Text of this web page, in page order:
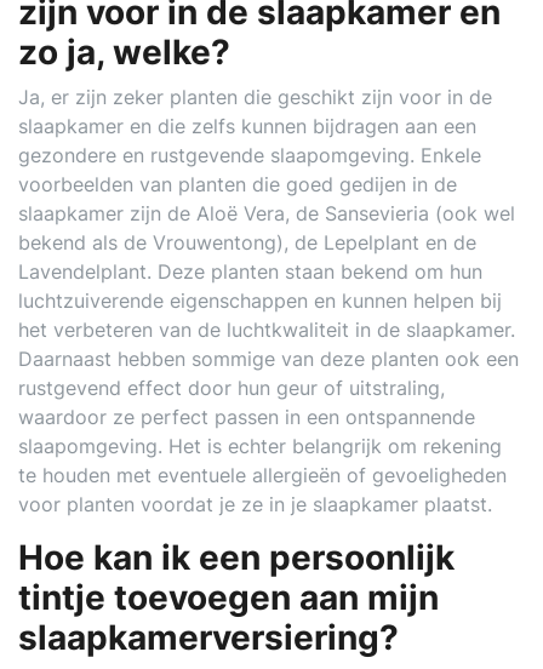
zijn voor in de slaapkamer en
zo ja, welke?
Ja, er zijn zeker planten die geschikt zijn voor in de
slaapkamer en die zelfs kunnen bijdragen aan een
gezondere en rustgevende slaapomgeving. Enkele
voorbeelden van planten die goed gedijen in de
slaapkamer zijn de Aloë Vera, de Sansevieria (ook wel
bekend als de Vrouwentong), de Lepelplant en de
Lavendelplant. Deze planten staan bekend om hun
luchtzuiverende eigenschappen en kunnen helpen bij
het verbeteren van de luchtkwaliteit in de slaapkamer.
Daarnaast hebben sommige van deze planten ook een
rustgevend effect door hun geur of uitstraling,
waardoor ze perfect passen in een ontspannende
slaapomgeving. Het is echter belangrijk om rekening
te houden met eventuele allergieën of gevoeligheden
voor planten voordat je ze in je slaapkamer plaatst.
Hoe kan ik een persoonlijk
tintje toevoegen aan mijn
slaapkamerversiering?